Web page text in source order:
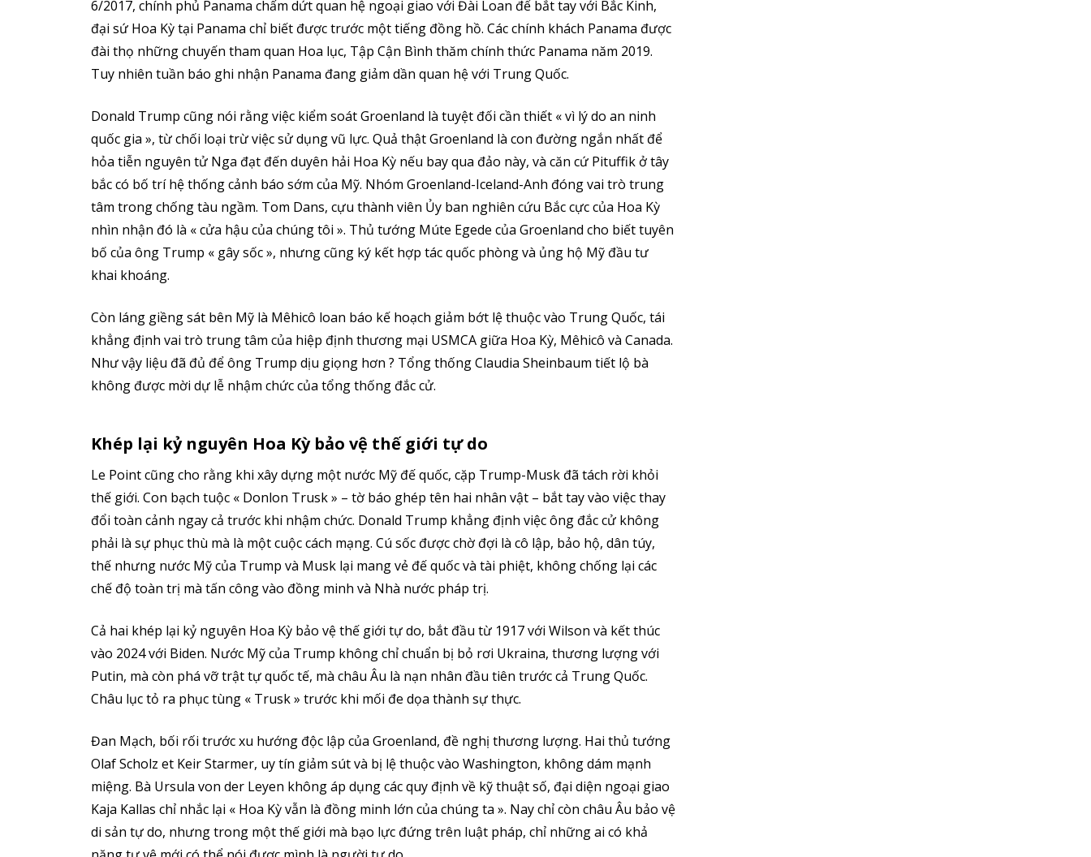
6/2017, chính phủ Panama chấm dứt quan hệ ngoại giao với Đài Loan để bắt tay với Bắc Kinh,
đại sứ Hoa Kỳ tại Panama chỉ biết được trước một tiếng đồng hồ. Các chính khách Panama được
đài thọ những chuyến tham quan Hoa lục, Tập Cận Bình thăm chính thức Panama năm 2019.
Tuy nhiên tuần báo ghi nhận Panama đang giảm dần quan hệ với Trung Quốc.
Donald Trump cũng nói rằng việc kiểm soát Groenland là tuyệt đối cần thiết « vì lý do an ninh
quốc gia », từ chối loại trừ việc sử dụng vũ lực. Quả thật Groenland là con đường ngắn nhất để
hỏa tiễn nguyên tử Nga đạt đến duyên hải Hoa Kỳ nếu bay qua đảo này, và căn cứ Pituffik ở tây
bắc có bố trí hệ thống cảnh báo sớm của Mỹ. Nhóm Groenland-Iceland-Anh đóng vai trò trung
tâm trong chống tàu ngầm. Tom Dans, cựu thành viên Ủy ban nghiên cứu Bắc cực của Hoa Kỳ
nhìn nhận đó là « cửa hậu của chúng tôi ». Thủ tướng Múte Egede của Groenland cho biết tuyên
bố của ông Trump « gây sốc », nhưng cũng ký kết hợp tác quốc phòng và ủng hộ Mỹ đầu tư
khai khoáng.
Còn láng giềng sát bên Mỹ là Mêhicô loan báo kế hoạch giảm bớt lệ thuộc vào Trung Quốc, tái
khẳng định vai trò trung tâm của hiệp định thương mại USMCA giữa Hoa Kỳ, Mêhicô và Canada.
Như vậy liệu đã đủ để ông Trump dịu giọng hơn ? Tổng thống Claudia Sheinbaum tiết lộ bà
không được mời dự lễ nhậm chức của tổng thống đắc cử.
Khép lại kỷ nguyên Hoa Kỳ bảo vệ thế giới tự do
Le Point cũng cho rằng khi xây dựng một nước Mỹ đế quốc, cặp Trump-Musk đã tách rời khỏi
thế giới. Con bạch tuộc « Donlon Trusk » – tờ báo ghép tên hai nhân vật – bắt tay vào việc thay
đổi toàn cảnh ngay cả trước khi nhậm chức. Donald Trump khẳng định việc ông đắc cử không
phải là sự phục thù mà là một cuộc cách mạng. Cú sốc được chờ đợi là cô lập, bảo hộ, dân túy,
thế nhưng nước Mỹ của Trump và Musk lại mang vẻ đế quốc và tài phiệt, không chống lại các
chế độ toàn trị mà tấn công vào đồng minh và Nhà nước pháp trị.
Cả hai khép lại kỷ nguyên Hoa Kỳ bảo vệ thế giới tự do, bắt đầu từ 1917 với Wilson và kết thúc
vào 2024 với Biden. Nước Mỹ của Trump không chỉ chuẩn bị bỏ rơi Ukraina, thương lượng với
Putin, mà còn phá vỡ trật tự quốc tế, mà châu Âu là nạn nhân đầu tiên trước cả Trung Quốc.
Châu lục tỏ ra phục tùng « Trusk » trước khi mối đe dọa thành sự thực.
Đan Mạch, bối rối trước xu hướng độc lập của Groenland, đề nghị thương lượng. Hai thủ tướng
Olaf Scholz et Keir Starmer, uy tín giảm sút và bị lệ thuộc vào Washington, không dám mạnh
miệng. Bà Ursula von der Leyen không áp dụng các quy định về kỹ thuật số, đại diện ngoại giao
Kaja Kallas chỉ nhắc lại « Hoa Kỳ vẫn là đồng minh lớn của chúng ta ». Nay chỉ còn châu Âu bảo vệ
di sản tự do, nhưng trong một thế giới mà bạo lực đứng trên luật pháp, chỉ những ai có khả